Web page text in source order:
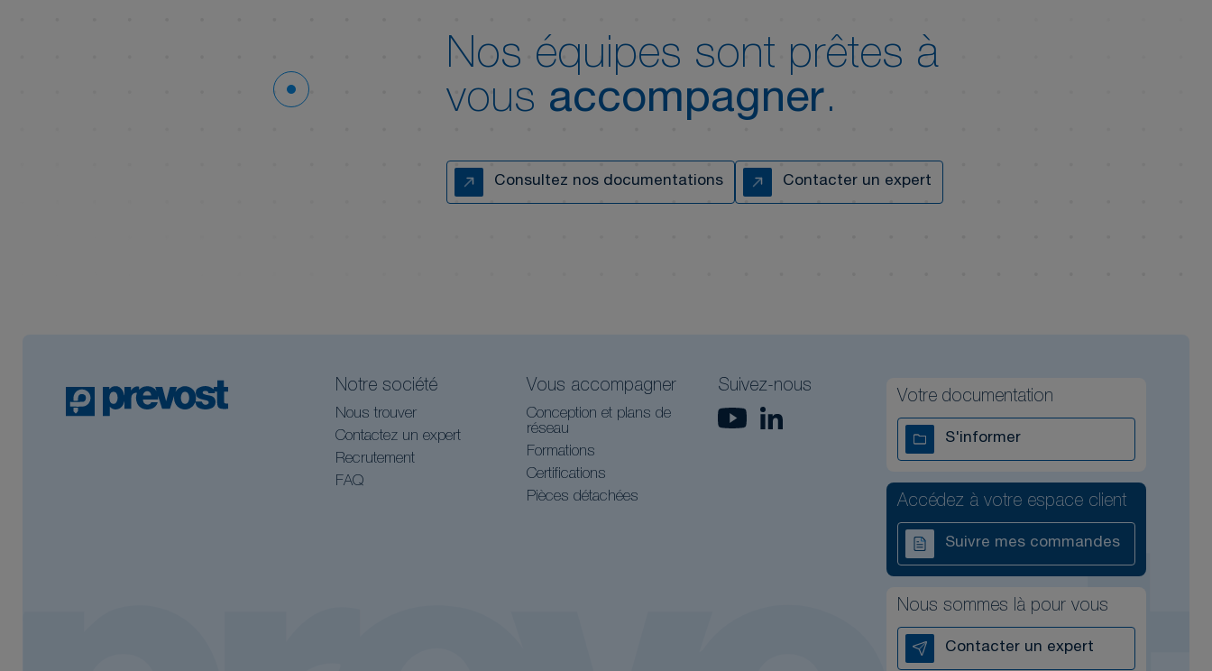
Nos équipes sont prêtes à
vous accompagner.
Consultez nos documentations Contacter un expert
Notre société
Nous trouver
Contactez un expert
Recrutement
FAQ
Vous accompagner
Conception et plans de
réseau
Formations
Certifications
Pièces détachées
Suivez-nous
Votre documentation
S'informer
Accédez à votre espace client
Suivre mes commandes
Nous sommes là pour vous
Contacter un expert